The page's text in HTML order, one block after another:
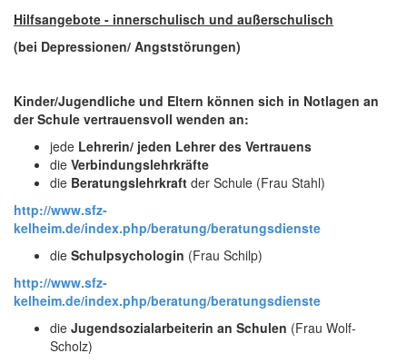
Hilfsangebote - innerschulisch und außerschulisch
(bei Depressionen/ Angststörungen)
Kinder/Jugendliche und Eltern können sich in Notlagen an
der Schule vertrauensvoll wenden an:
jede Lehrerin/ jeden Lehrer des Vertrauens
die Verbindungslehrkräfte
die Beratungslehrkraft der Schule (Frau Stahl)
http://www.sfz-
kelheim.de/index.php/beratung/beratungsdienste
die Schulpsychologin (Frau Schilp)
http://www.sfz-
kelheim.de/index.php/beratung/beratungsdienste
die Jugendsozialarbeiterin an Schulen (Frau Wolf-
Scholz)